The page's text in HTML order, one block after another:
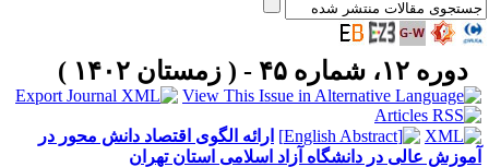
دوره ۱۲، شماره ۴۵ - ( زمستان ۱۴۰۲ )
ارائه الگوی اقتصاد دانش محور در
عالی در دانشگاه آزاد اسلامی استان تهران